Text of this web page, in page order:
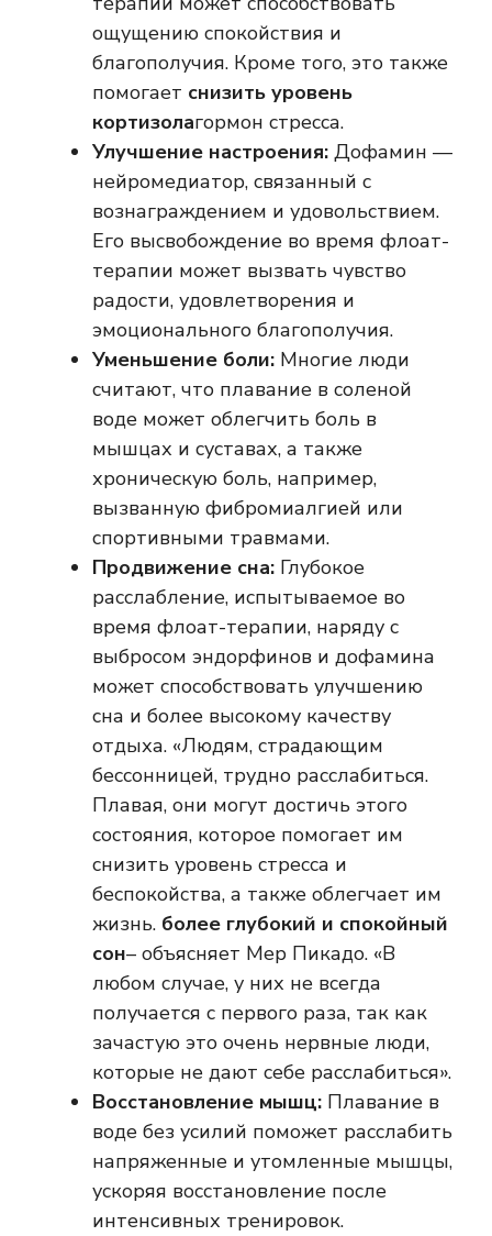
ощущению спокойствия и
благополучия. Кроме того, это также
помогает снизить уровень
кортизолагормон стресса.
Улучшение настроения: Дофамин —
нейромедиатор, связанный с
вознаграждением и удовольствием.
Его высвобождение во время флоат-
терапии может вызвать чувство
радости, удовлетворения и
эмоционального благополучия.
Уменьшение боли: Многие люди
считают, что плавание в соленой
воде может облегчить боль в
мышцах и суставах, а также
хроническую боль, например,
вызванную фибромиалгией или
спортивными травмами.
Продвижение сна: Глубокое
расслабление, испытываемое во
время флоат-терапии, наряду с
выбросом эндорфинов и дофамина
может способствовать улучшению
сна и более высокому качеству
отдыха. «Людям, страдающим
бессонницей, трудно расслабиться.
Плавая, они могут достичь этого
состояния, которое помогает им
снизить уровень стресса и
беспокойства, а также облегчает им
жизнь. более глубокий и спокойный
сон– объясняет Мер Пикадо. «В
любом случае, у них не всегда
получается с первого раза, так как
зачастую это очень нервные люди,
которые не дают себе расслабиться».
Восстановление мышц: Плавание в
воде без усилий поможет расслабить
напряженные и утомленные мышцы,
ускоряя восстановление после
интенсивных тренировок.